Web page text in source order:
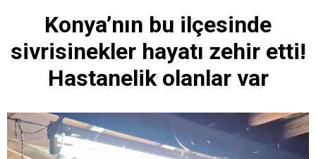
Konya’nın bu ilçesinde
sivrisinekler hayatı zehir etti!
Hastanelik olanlar var